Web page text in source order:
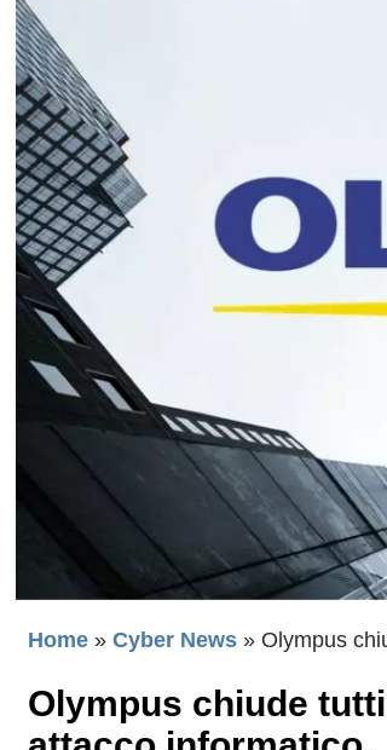
Home » Cyber News » Olympus
Olympus chiude